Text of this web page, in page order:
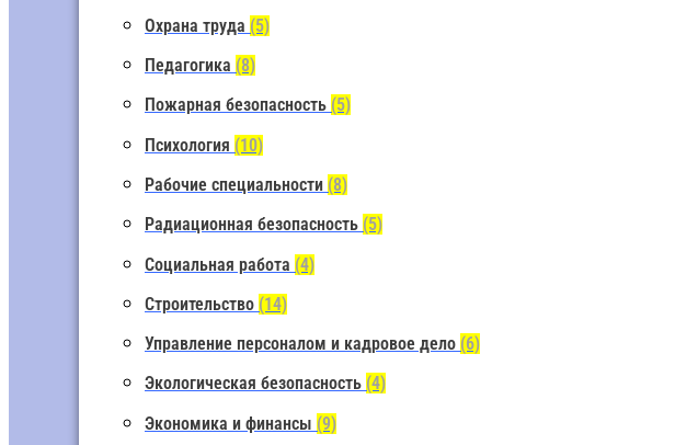
Охрана труда (5)
Педагогика (8)
Пожарная безопасность (5)
Психология (10)
Рабочие специальности (8)
Радиационная безопасность (5)
Социальная работа (4)
Строительство (14)
Управление персоналом и кадровое дело (6)
Экологическая безопасность (4)
Экономика и финансы (9)